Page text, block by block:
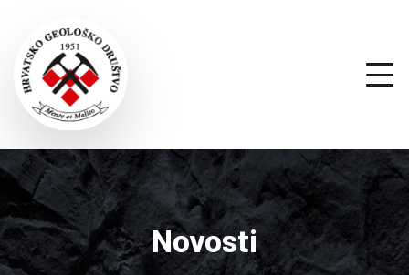
Novosti